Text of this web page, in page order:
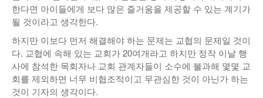
한다면 아이들에게 보다 많은 즐거움을 제공할 수 있는 계기가
될 것이라고 생각한다.
하지만 이보다 먼저 해결해야 하는 문제는 교협의 문제일 것이
다. 교협에 속해 있는 교회가 20여개라고 하지만 정작 이날 행
사에 참석한 목회자나 교회 관계자들이 소수에 불과해 몇몇 교
회를 제외하면 너무 비협조적이고 무관심한 것이 아닌가 하는
것이 기자의 생각이다.